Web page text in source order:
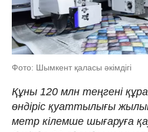
Фото: Шымкент қаласы әкімдігі
Құны 120 млн теңгені
өндіріс қуаттылығы
метр кілемше шығаруға